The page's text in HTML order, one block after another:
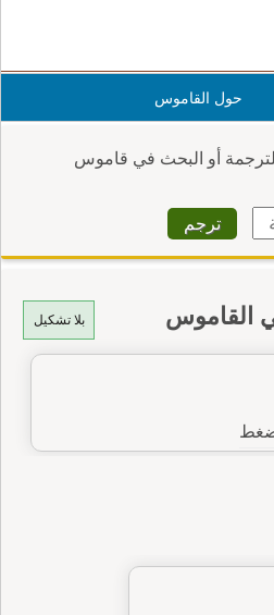
حول القاموس
أو البحث في قاموس
بلا تشكيل القاموس